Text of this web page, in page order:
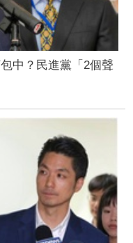
中？民進黨「2個聲